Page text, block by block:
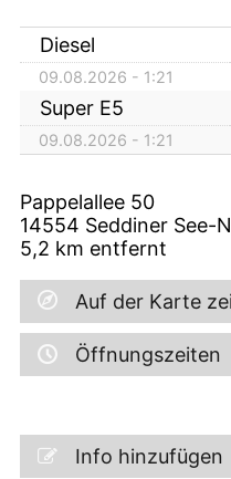
Diesel
09.08.2026 - 1:21
Super E5
09.08.2026 - 1:21
Pappelallee 50
14554 Seddiner See-
5,2 km entfernt
Auf der Karte
Öffnungszeiten
Info hinzufügen